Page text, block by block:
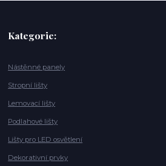
Kategorie:
Nástěnné panely
Stropní lišty
Lemovací lišty
Podlahové lišty
Lišty pro LED osvětlení
Dekorativní prvky